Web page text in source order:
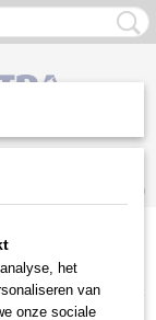
(0)
>
het
van
onze sociale